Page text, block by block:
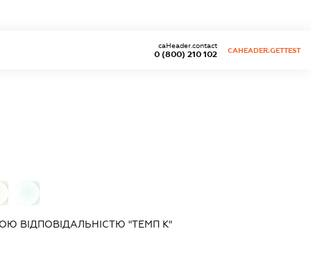
0 (800) 210 102
caHeader.contact
CAHEADER.GETTEST
ВІДПОВІДАЛЬНІСТЮ "ТЕМП К"